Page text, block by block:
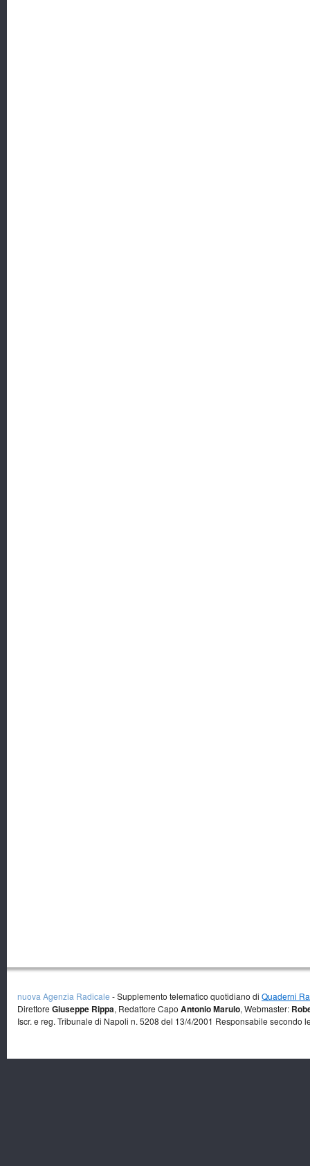
nuova Agenzia Radicale - Supplemento telematico quotidiano di Quaderni
Direttore Giuseppe Rippa, Redattore Capo Antonio Marulo, Webmaster:
Iscr. e reg. Tribunale di Napoli n. 5208 del 13/4/2001 Responsabile secondo